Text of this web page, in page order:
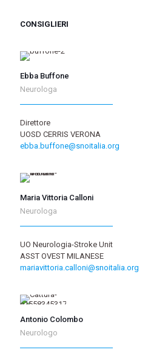
CONSIGLIERI
Ebba Buffone
Neurologa
Direttore
UOSD CERRIS VERONA
ebba.buffone@snoitalia.org
Maria Vittoria Calloni
Neurologa
UO Neurologia-Stroke Unit
ASST OVEST MILANESE
mariavittoria.calloni@snoitalia.org
Antonio Colombo
Neurologo